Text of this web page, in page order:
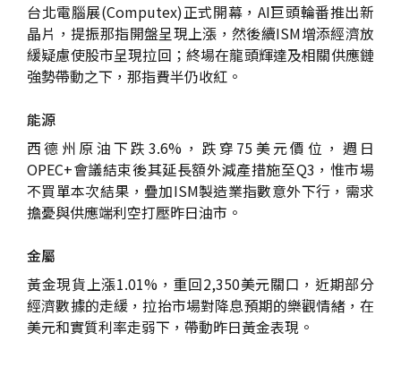
台北電腦展(Computex)正式開幕，AI巨頭輪番推出新
晶片，提振那指開盤呈現上漲，然後續ISM增添經濟放
緩疑慮使股市呈現拉回；終場在龍頭輝達及相關供應鏈
強勢帶動之下，那指費半仍收紅。
能源
西德州原油下跌3.6%，跌穿75美元價位，週日
OPEC+會議結束後其延長額外減產措施至Q3，惟市場
不買單本次結果，疊加ISM製造業指數意外下行，需求
擔憂與供應端利空打壓昨日油市。
金屬
黃金現貨上漲1.01%，重回2,350美元關口，近期部分
經濟數據的走緩，拉抬市場對降息預期的樂觀情緒，在
美元和實質利率走弱下，帶動昨日黃金表現。